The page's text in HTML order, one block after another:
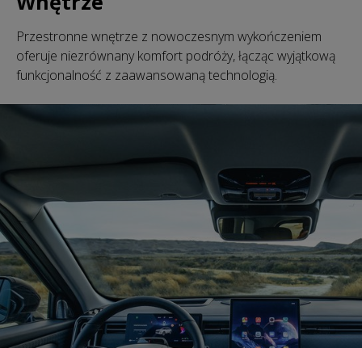
Przestronne wnętrze z nowoczesnym wykończeniem
oferuje niezrównany komfort podróży, łącząc wyjątkową
funkcjonalność z zaawansowaną technologią.